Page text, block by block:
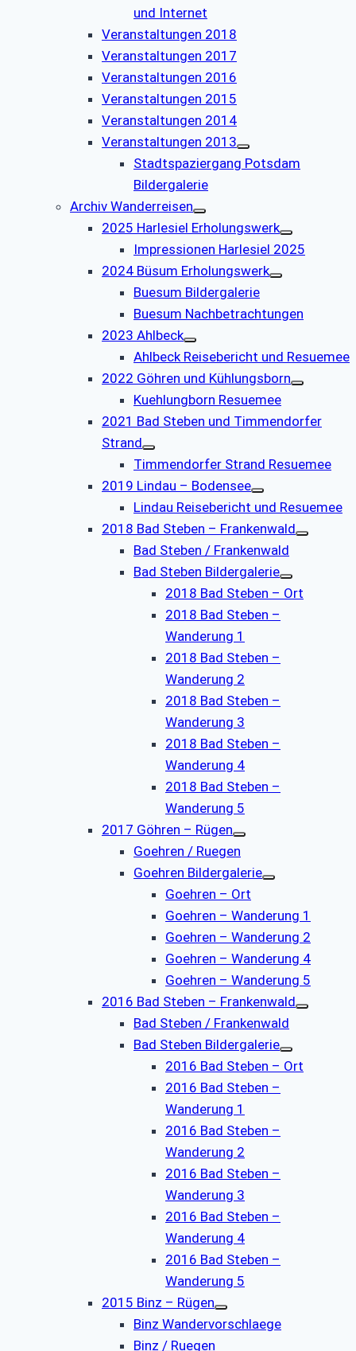
und Internet
Veranstaltungen 2018
Veranstaltungen 2017
Veranstaltungen 2016
Veranstaltungen 2015
Veranstaltungen 2014
Veranstaltungen 2013
Stadtspaziergang Potsdam
Bildergalerie
Archiv Wanderreisen
2025 Harlesiel Erholungswerk
Impressionen Harlesiel 2025
2024 Büsum Erholungswerk
Buesum Bildergalerie
Buesum Nachbetrachtungen
2023 Ahlbeck
Ahlbeck Reisebericht und Resuemee
2022 Göhren und Kühlungsborn
Kuehlungborn Resuemee
2021 Bad Steben und Timmendorfer
Strand
Timmendorfer Strand Resuemee
2019 Lindau – Bodensee
Lindau Reisebericht und Resuemee
2018 Bad Steben – Frankenwald
Bad Steben / Frankenwald
Bad Steben Bildergalerie
2018 Bad Steben – Ort
2018 Bad Steben –
Wanderung 1
2018 Bad Steben –
Wanderung 2
2018 Bad Steben –
Wanderung 3
2018 Bad Steben –
Wanderung 4
2018 Bad Steben –
Wanderung 5
2017 Göhren – Rügen
Goehren / Ruegen
Goehren Bildergalerie
Goehren – Ort
Goehren – Wanderung 1
Goehren – Wanderung 2
Goehren – Wanderung 4
Goehren – Wanderung 5
2016 Bad Steben – Frankenwald
Bad Steben / Frankenwald
Bad Steben Bildergalerie
2016 Bad Steben – Ort
2016 Bad Steben –
Wanderung 1
2016 Bad Steben –
Wanderung 2
2016 Bad Steben –
Wanderung 3
2016 Bad Steben –
Wanderung 4
2016 Bad Steben –
Wanderung 5
2015 Binz – Rügen
Binz Wandervorschlaege
Binz / Ruegen